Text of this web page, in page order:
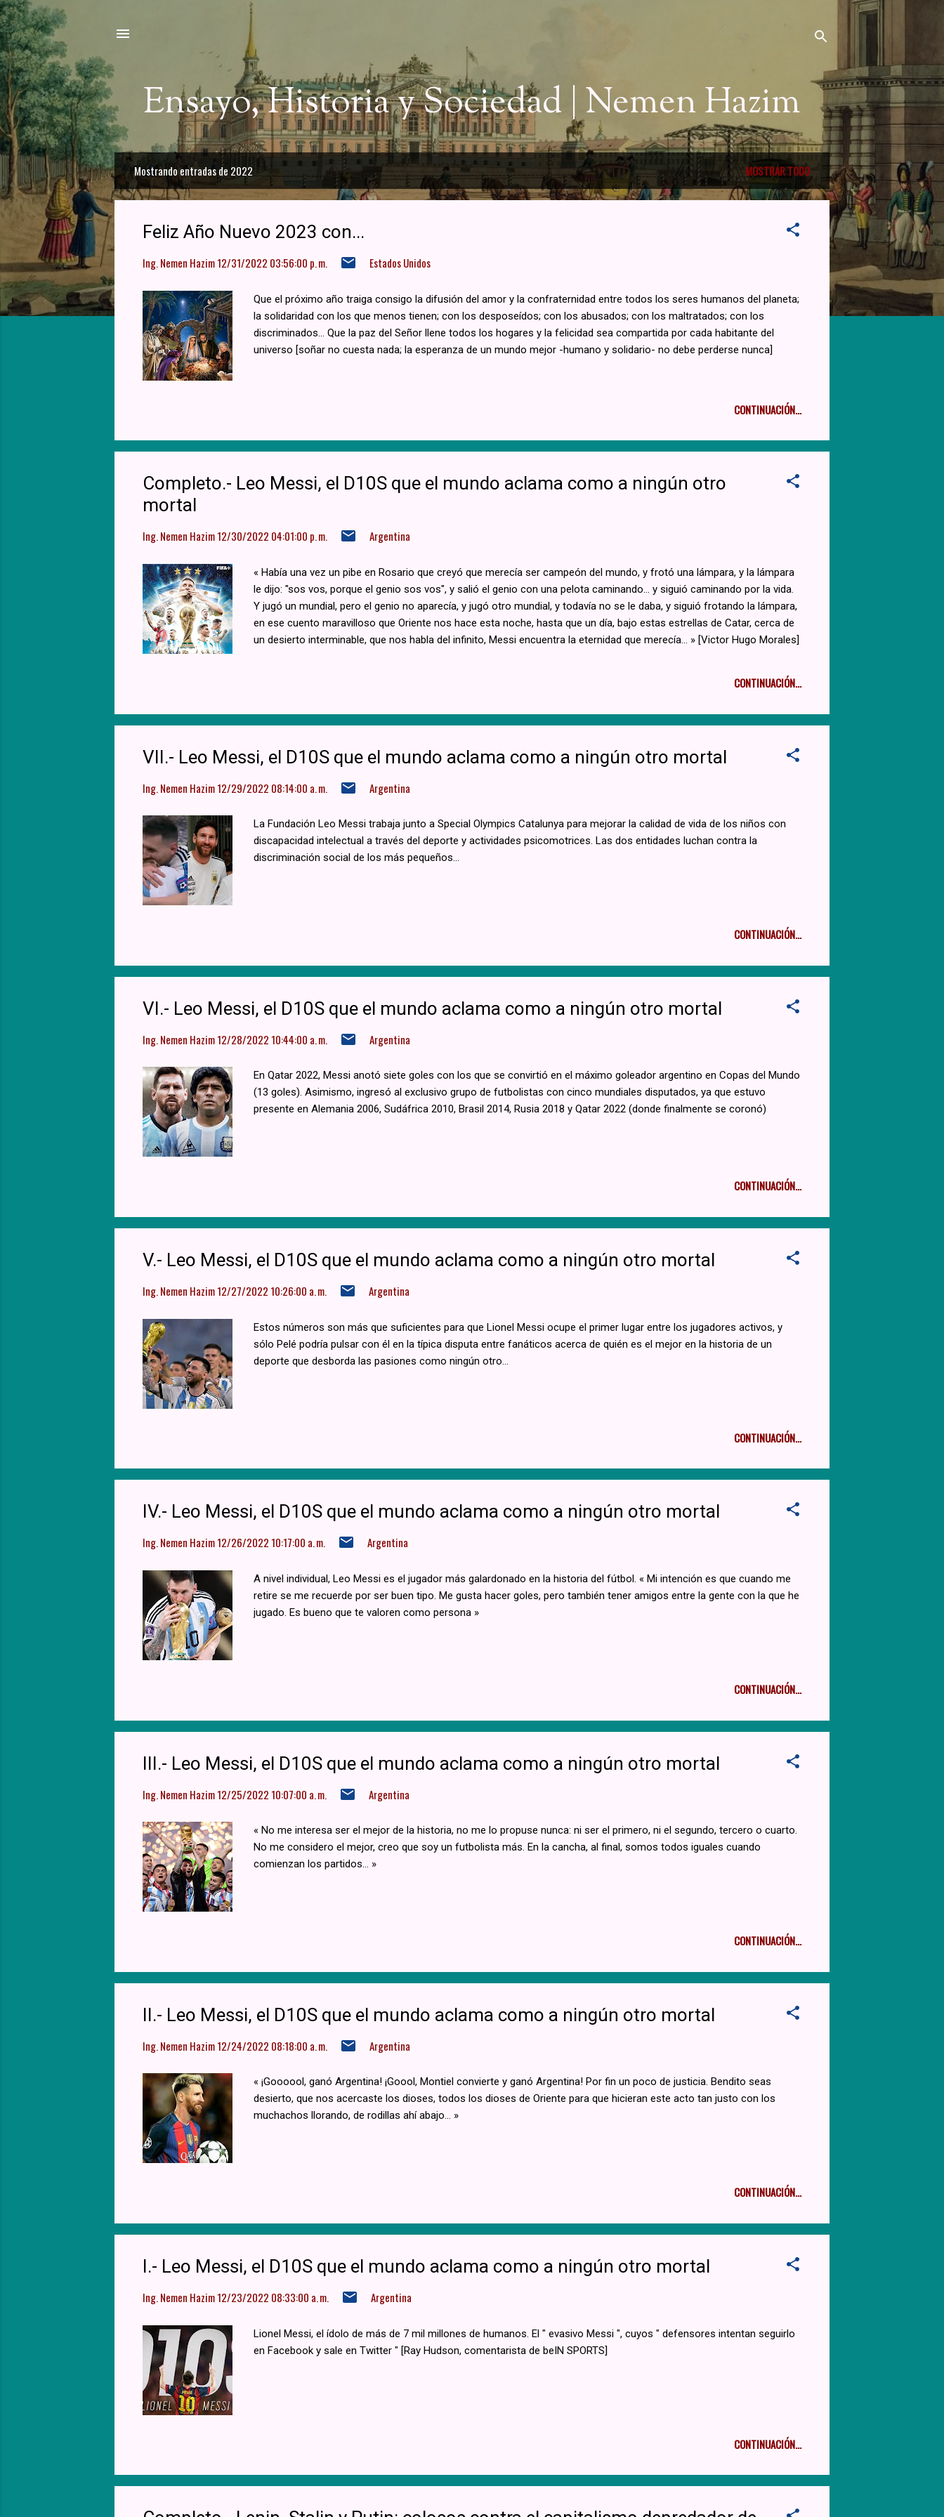
Ensayo, Historia y Sociedad | Nemen Hazim
E
n
Mostrando entradas de 2022 MOSTRAR TODO
Feliz Año Nuevo 2023 con...
Ing. Nemen Hazim12/31/2022 03:56:00 p. m. Estados Unidos
Que el próximo año traiga consigo la difusión del amor y la confraternidad entre todos los seres humanos del planeta;
la solidaridad con los que menos tienen; con los desposeídos; con los abusados; con los maltratados; con los
discriminados... Que la paz del Señor llene todos los hogares y la felicidad sea compartida por cada habitante del
universo [soñar no cuesta nada; la esperanza de un mundo mejor -humano y solidario- no debe perderse nunca]
CONTINUACIÓN...
Completo.- Leo Messi, el D10S que el mundo aclama como a ningún otro
mortal
Ing. Nemen Hazim12/30/2022 04:01:00 p. m. Argentina
« Había una vez un pibe en Rosario que creyó que merecía ser campeón del mundo, y frotó una lámpara, y la lámpara
le dijo: "sos vos, porque el genio sos vos", y salió el genio con una pelota caminando... y siguió caminando por la vida.
Y jugó un mundial, pero el genio no aparecía, y jugó otro mundial, y todavía no se le daba, y siguió frotando la lámpara,
en ese cuento maravilloso que Oriente nos hace esta noche, hasta que un día, bajo estas estrellas de Catar, cerca de
un desierto interminable, que nos habla del infinito, Messi encuentra la eternidad que merecía... » [Victor Hugo Morales]
CONTINUACIÓN...
VII.- Leo Messi, el D10S que el mundo aclama como a ningún otro mortal
Ing. Nemen Hazim12/29/2022 08:14:00 a. m. Argentina
La Fundación Leo Messi trabaja junto a Special Olympics Catalunya para mejorar la calidad de vida de los niños con
discapacidad intelectual a través del deporte y actividades psicomotrices. Las dos entidades luchan contra la
discriminación social de los más pequeños...
CONTINUACIÓN...
VI.- Leo Messi, el D10S que el mundo aclama como a ningún otro mortal
Ing. Nemen Hazim12/28/2022 10:44:00 a. m. Argentina
En Qatar 2022, Messi anotó siete goles con los que se convirtió en el máximo goleador argentino en Copas del Mundo
(13 goles). Asimismo, ingresó al exclusivo grupo de futbolistas con cinco mundiales disputados, ya que estuvo
presente en Alemania 2006, Sudáfrica 2010, Brasil 2014, Rusia 2018 y Qatar 2022 (donde finalmente se coronó)
CONTINUACIÓN...
V.- Leo Messi, el D10S que el mundo aclama como a ningún otro mortal
Ing. Nemen Hazim12/27/2022 10:26:00 a. m. Argentina
Estos números son más que suficientes para que Lionel Messi ocupe el primer lugar entre los jugadores activos, y
sólo Pelé podría pulsar con él en la típica disputa entre fanáticos acerca de quién es el mejor en la historia de un
deporte que desborda las pasiones como ningún otro​...
CONTINUACIÓN...
IV.- Leo Messi, el D10S que el mundo aclama como a ningún otro mortal
Ing. Nemen Hazim12/26/2022 10:17:00 a. m. Argentina
A nivel individual, Leo Messi es el jugador más galardonado en la historia del fútbol. « Mi intención es que cuando me
retire se me recuerde por ser buen tipo. Me gusta hacer goles, pero también tener amigos entre la gente con la que he
jugado. Es bueno que te valoren como persona »
CONTINUACIÓN...
III.- Leo Messi, el D10S que el mundo aclama como a ningún otro mortal
Ing. Nemen Hazim12/25/2022 10:07:00 a. m. Argentina
« No me interesa ser el mejor de la historia, no me lo propuse nunca: ni ser el primero, ni el segundo, tercero o cuarto.
No me considero el mejor, creo que soy un futbolista más. En la cancha, al final, somos todos iguales cuando
comienzan los partidos... »
CONTINUACIÓN...
II.- Leo Messi, el D10S que el mundo aclama como a ningún otro mortal
Ing. Nemen Hazim12/24/2022 08:18:00 a. m. Argentina
« ¡Goooool, ganó Argentina! ¡Goool, Montiel convierte y ganó Argentina! Por fin un poco de justicia. Bendito seas
desierto, que nos acercaste los dioses, todos los dioses de Oriente para que hicieran este acto tan justo con los
muchachos llorando, de rodillas ahí abajo... »
CONTINUACIÓN...
I.- Leo Messi, el D10S que el mundo aclama como a ningún otro mortal
Ing. Nemen Hazim12/23/2022 08:33:00 a. m. Argentina
Lionel Messi, el ídolo de más de 7 mil millones de humanos​. El " evasivo Messi ", cuyos " defensores intentan seguirlo
en Facebook y sale en Twitter " [Ray Hudson, comentarista de beIN SPORTS]
CONTINUACIÓN...